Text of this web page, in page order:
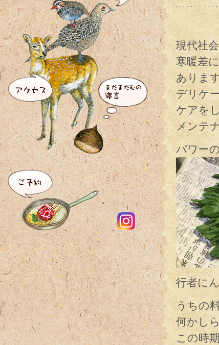
現代社
寒暖差
ありま
デリケ
ケアを
メンテ
パワー
行者に
うちの
何かし
この時